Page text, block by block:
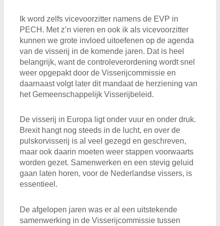
Ik word zelfs vicevoorzitter namens de EVP in
PECH. Met z’n vieren en ook ik als vicevoorzitter
kunnen we grote invloed uitoefenen op de agenda
van de visserij in de komende jaren. Dat is heel
belangrijk, want de controleverordening wordt snel
weer opgepakt door de Visserijcommissie en
daarnaast volgt later dit mandaat de herziening van
het Gemeenschappelijk Visserijbeleid.
De visserij in Europa ligt onder vuur en onder druk.
Brexit hangt nog steeds in de lucht, en over de
pulskorvisserij is al veel gezegd en geschreven,
maar ook daarin moeten weer stappen voorwaarts
worden gezet. Samenwerken en een stevig geluid
gaan laten horen, voor de Nederlandse vissers, is
essentieel.
De afgelopen jaren was er al een uitstekende
samenwerking in de Visserijcommissie tussen